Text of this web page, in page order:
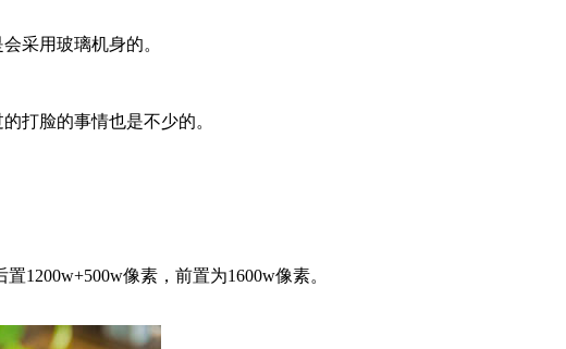
采用玻璃机身的。
打脸的事情也是不少的。
像素，前置为1600w像素。